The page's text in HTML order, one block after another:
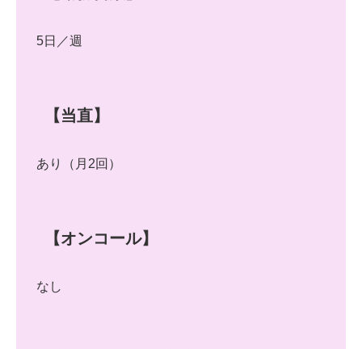
5日／週
【当直】
あり（月2回）
【オンコール】
なし